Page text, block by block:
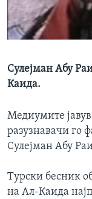
ИНТЕРВЈУА
Јазици
Сулејман Абу
Каида.
Медиумите
разузнавачи го
Сулејман Абу
Турски бесник
на Ал-Каида